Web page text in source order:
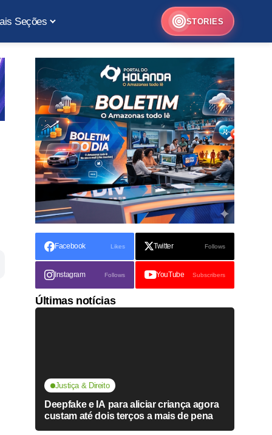
Seções STORIES
Facebook Likes Twitter Follows
Instagram Follows YouTube Subscribers
Últimas notícias
Justiça & Direito
Deepfake e IA para aliciar criança agora
custam até dois terços a mais de pena